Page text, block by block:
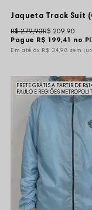
Pague R$ 199,41 no
R$ 279,90R$ 209,90
6x R$ 34,98 sem
FRETE GRÁTIS A PARTIR DE
PAULO E REGIÕES